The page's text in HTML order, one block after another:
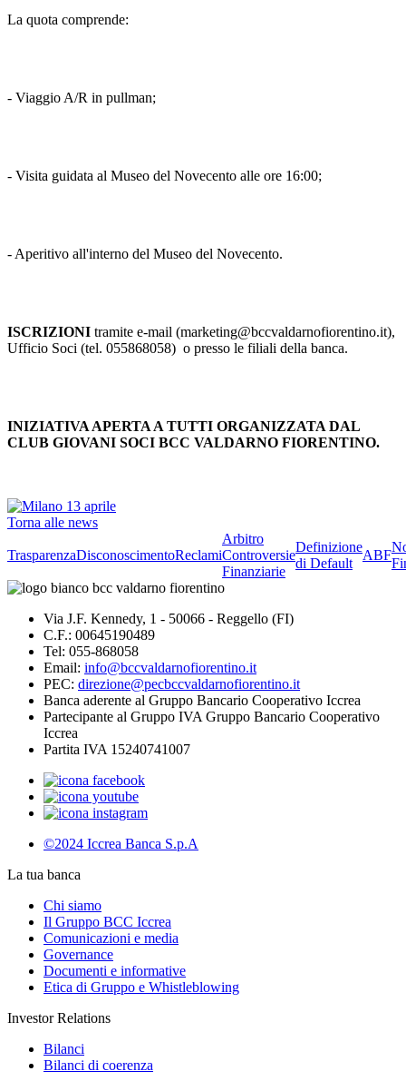
La quota comprende:
- Viaggio A/R in pullman;
- Visita guidata al Museo del Novecento alle ore 16:00;
- Aperitivo all'interno del Museo del Novecento.
ISCRIZIONI tramite e-mail (marketing@bccvaldarnofiorentino.it),
Ufficio Soci (tel. 055868058) o presso le filiali della banca.
INIZIATIVA APERTA A TUTTI ORGANIZZATA DAL
CLUB GIOVANI SOCI BCC VALDARNO FIORENTINO.
Torna alle news
TrasparenzaDisconoscimentoReclami
Arbitro
Controversie
Finanziarie
Definizione
di Default
ABF
Via J.F. Kennedy, 1 - 50066 - Reggello (FI)
C.F.: 00645190489
Tel: 055-868058
Email: info@bccvaldarnofiorentino.it
PEC: direzione@pecbccvaldarnofiorentino.it
Banca aderente al Gruppo Bancario Cooperativo Iccrea
Partecipante al Gruppo IVA Gruppo Bancario Cooperativo
Iccrea
Partita IVA 15240741007
©2024 Iccrea Banca S.p.A
La tua banca
Chi siamo
Il Gruppo BCC Iccrea
Comunicazioni e media
Governance
Documenti e informative
Etica di Gruppo e Whistleblowing
Investor Relations
Bilanci
Bilanci di coerenza